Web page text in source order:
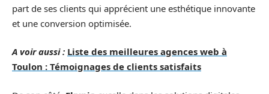
part de ses clients qui apprécient une esthétique innovante
et une conversion optimisée.
A voir aussi : Liste des meilleures agences web à
Toulon : Témoignages de clients satisfaits